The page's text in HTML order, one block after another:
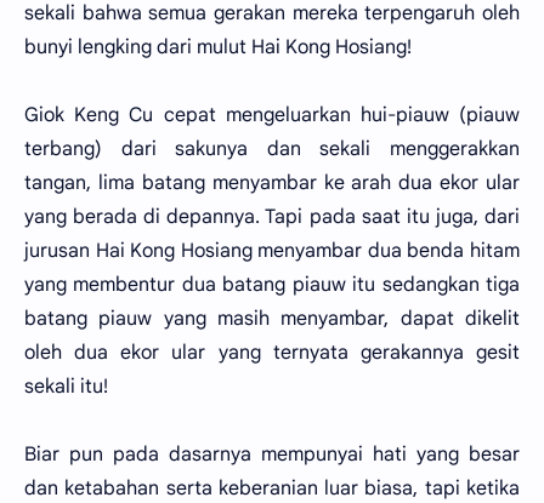
sekali bahwa semua gerakan mereka terpengaruh oleh
bunyi lengking dari mulut Hai Kong Hosiang!
Giok Keng Cu cepat mengeluarkan hui-piauw (piauw
terbang) dari sakunya dan sekali menggerakkan
tangan, lima batang menyambar ke arah dua ekor ular
yang berada di depannya. Tapi pada saat itu juga, dari
jurusan Hai Kong Hosiang menyambar dua benda hitam
yang membentur dua batang piauw itu sedangkan tiga
batang piauw yang masih menyambar, dapat dikelit
oleh dua ekor ular yang ternyata gerakannya gesit
sekali itu!
Biar pun pada dasarnya mempunyai hati yang besar
dan ketabahan serta keberanian luar biasa, tapi ketika